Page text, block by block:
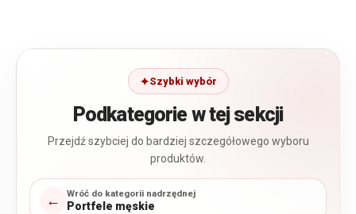
Szybki wybór
Podkategorie w tej sekcji
Przejdź szybciej do bardziej szczegółowego wyboru
produktów.
← Wróć do kategorii nadrzędnej
Portfele męskie